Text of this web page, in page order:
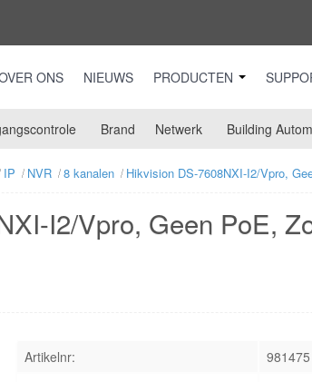
ONS NIEUWS PRODUCTEN
Brand Netwerk Building
IP NVR 8 kanalen Hikvision DS-7608NXI-I2/Vpro,
I2/Vpro, Geen PoE,
Artikelnr:
981475